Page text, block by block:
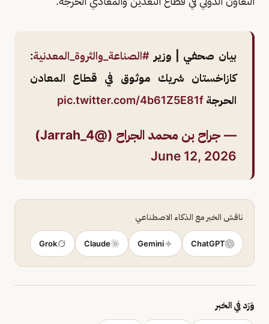
بيان صحفي | وزير #الصناعة_والثروة_المعدنية:
كازاخستان شريك موثوق في قطاع المعادن
الحرجة pic.twitter.com/4b61Z5E81f
— جراح بن محمد الجراح (@Jarrah_4)
June 12, 2026
ناقش الخبر مع الذكاء الاصطناعي
ChatGPT
Gemini
Claude
Grok
وَرَد في الخبر